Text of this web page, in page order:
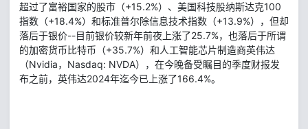
超过了富裕国家的股市（+15.2%）、美国科技股纳斯达克100
指数（+18.4%）和标准普尔除信息技术指数（+13.9%），但却
落后于银价--目前银价较新年前夜上涨了25.7%，也落后于所谓
的加密货币比特币（+35.7%）和人工智能芯片制造商英伟达
（Nvidia，Nasdaq: NVDA），在今晚备受瞩目的季度财报发
布之前，英伟达2024年迄今已上涨了166.4%。